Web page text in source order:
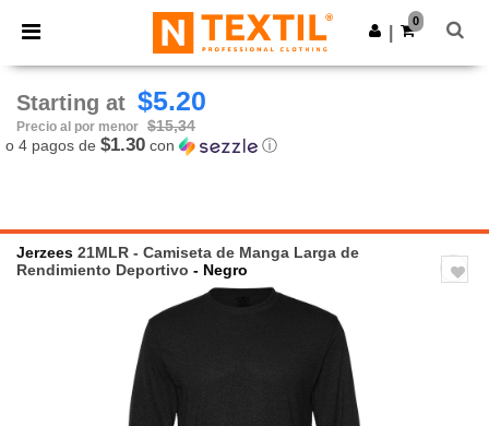
× App de Ntextil
¡Mejores precios en app!
Descargar app
0
Starting at $5.20
Precio al por menor $15,34
o 4 pagos de $1.30 con ⓘ
Jerzees 21MLR - Camiseta de Manga Larga de
Rendimiento Deportivo - Negro